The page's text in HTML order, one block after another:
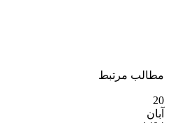
مرتبط